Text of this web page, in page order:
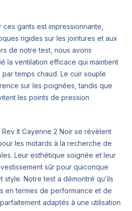
gants est impressionnante,
rigides sur les jointures et aux
de notre test, nous avons
la ventilation efficace qui maintient
par temps chaud. Le cuir souple
sur les poignées, tandis que
les points de pression
Rev It Cayenne 2 Noir se révèlent
les motards à la recherche de
Leur esthétique soignée et leur
sûr pour quiconque
style. Notre test a démontré qu’ils
en termes de performance et de
adaptés à une utilisation